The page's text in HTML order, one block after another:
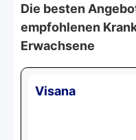
Die besten
empfohlenen
Erwachsene
Visana